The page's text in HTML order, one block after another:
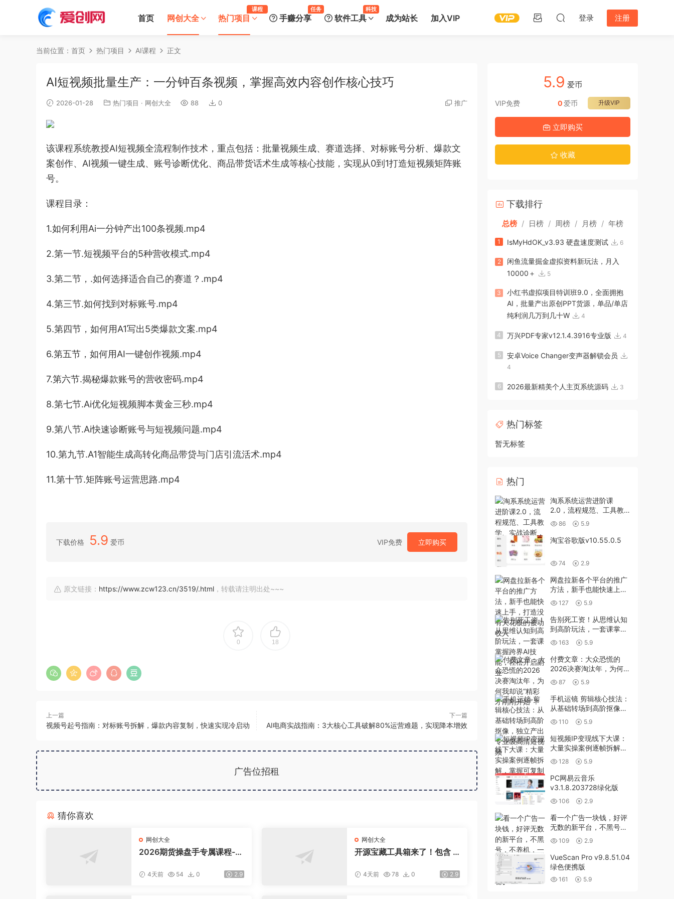
首页 网创大全 热门项目
课程
手赚分享
任务
软件工具
科技
成为站长 加入VIP 登录 注册
当前位置： 首页 热门项目 AI课程 正文
AI短视频批量生产：一分钟百条视频，掌握高效内容创作核心技巧
2026-01-28 热门项目 · 网创大全 88 0 推广
该课程系统教授AI短视频全流程制作技术，重点包括：批量视频生成、赛道选择、对标账号分析、爆款文
案创作、AI视频一键生成、账号诊断优化、商品带货话术生成等核心技能，实现从0到1打造短视频矩阵账
号。
课程目录：
1.如何利用Ai一分钟产出100条视频.mp4
2.第一节.短视频平台的5种营收模式.mp4
3.第二节，.如何选择适合自己的赛道？.mp4
4.第三节.如何找到对标账号.mp4
5.第四节，如何用A1写出5类爆款文案.mp4
6.第五节，如何用AI一键创作视频.mp4
7.第六节.揭秘爆款账号的营收密码.mp4
8.第七节.Ai优化短视频脚本黄金三秒.mp4
9.第八节.Ai快速诊断账号与短视频问题.mp4
10.第九节.A1智能生成高转化商品带贷与门店引流活术.mp4
11.第十节.矩阵账号运营思路.mp4
下载价格 5.9 爱币 VIP免费 立即购买
原文链接： https://www.zcw123.cn/3519/.html ，转载请注明出处~~~
0 18
上一篇
视频号起号指南：对标账号拆解，爆款内容复制，快速实现冷启动
下一篇
AI电商实战指南：3大核心工具破解80%运营难题，实现降本增效
广告位招租
猜你喜欢
网创大全
2026期货操盘手专属课程-更
适配短线玩家打造成熟交易模
4天前 54 0 2.9
网创大全
开源宝藏工具箱来了！包含 P
0+ 工具，完全离线免费使用
4天前 78 0 2.9
5.9 爱币
VIP免费 升级VIP
0 爱币
立即购买
收藏
下载排行
总榜 / 日榜 / 周榜 / 月榜 / 年榜
1 IsMyHdOK_v3.93 硬盘速度测试 6
2
闲鱼流量掘金虚拟资料新玩法，月入
10000＋
5
3
小红书虚拟项目特训班9.0，全面拥抱
AI，批量产出原创PPT货源，单品/单店
纯利润几万到几十W
4
4 万兴PDF专家v12.1.4.3916专业版 4
5 安卓Voice Changer变声器解锁会员
4
6 2026最新精美个人主页系统源码 3
热门标签
暂无标签
热门
淘系系统运营进阶课
2.0，流程规范、工具教
学、实战诊断，进阶突
破，打造高盈利店铺模型
86 5.9
淘宝谷歌版v10.55.0.5
74 2.9
网盘拉新各个平台的推广
方法，新手也能快速上
手，打造没有天花板的被
动收入
127 5.9
告别死工资！从思维认知
到高阶玩法，一套课掌握
跨界AI技能，轻松开启副
业
163 5.9
付费文章：大众恐慌的
2026决赛淘汰年，为何我
却说“精彩才刚刚开始”？
87 5.9
手机运镜 剪辑核心技法：
从基础转场到高阶抠像，
独立产出专业级高清短视
频
110 5.9
短视频IP变现线下大课：
大量实操案例逐帧拆解，
掌握可复制落地的搞钱技
能
128 5.9
PC网易云音乐
v3.1.8.203728绿化版
106 2.9
看一个广告一块钱，好评
无数的新平台，不黑号，
不养机，一部手机一天撸
几十，可矩阵【揭秘】
109 2.9
VueScan Pro v9.8.51.04
绿色便携版
161 5.9